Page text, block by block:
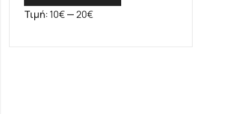
Τιμή:10€—20€